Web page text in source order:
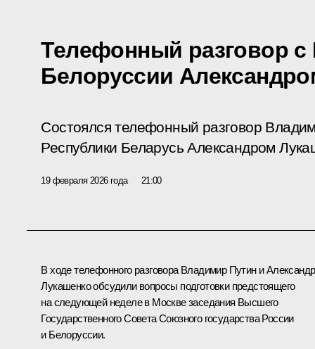
Телефонный разговор с
Белоруссии
Состоялся телефонный разговор
Республики Беларусь Александром
19 февраля 2026 года 21:00
В ходе телефонного разговора Владимир Путин иАлександр
Лукашенкообсудили вопросы подготовки предстоящего
на следующей неделе в Москве заседания Высшего
Государственного Совета Союзного государства России
и Белоруссии.